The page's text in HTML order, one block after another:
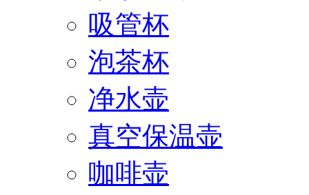
吸管杯
泡茶杯
净水壶
真空保温壶
咖啡壶